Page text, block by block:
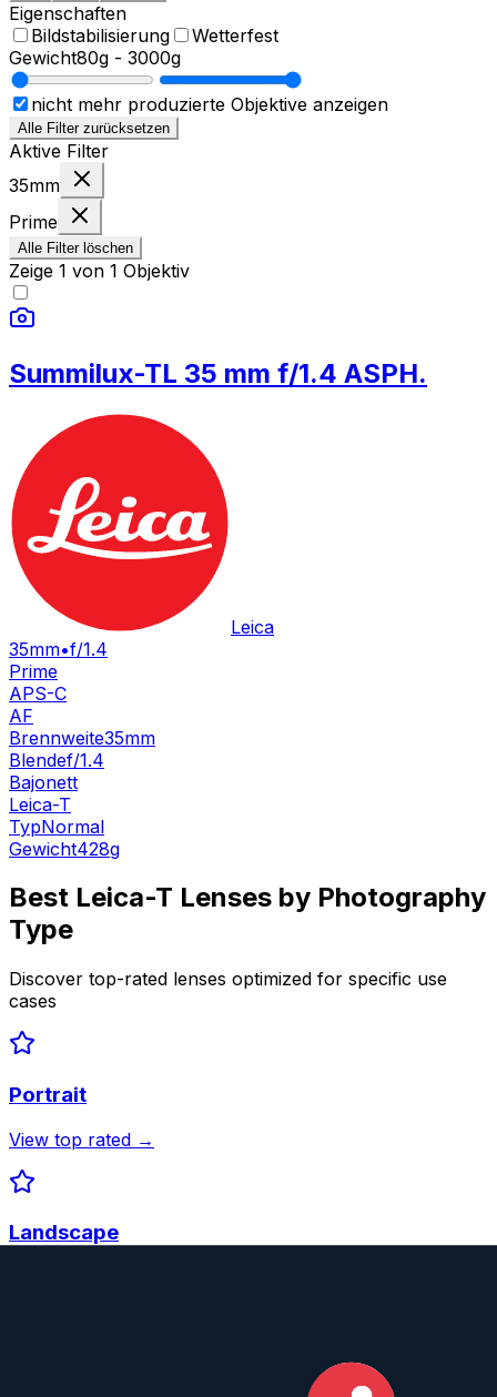
Eigenschaften
Bildstabilisierung
Wetterfest
Gewicht80g - 3000g
nicht mehr produzierte Objektive anzeigen
Alle Filter zurücksetzen
Aktive Filter
35mm
Prime
Alle Filter löschen
Zeige 1 von 1 Objektiv
Summilux-TL 35 mm f/1.4 ASPH.
Leica
35mm•f/1.4
Prime
APS-C
AF
Brennweite35mm
Blendef/1.4
Bajonett
Leica-T
TypNormal
Gewicht428g
Best Leica-T Lenses by Photography
Type
Discover top-rated lenses optimized for specific use
cases
Portrait
View top rated →
Landscape